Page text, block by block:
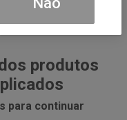
produtos
para continuar